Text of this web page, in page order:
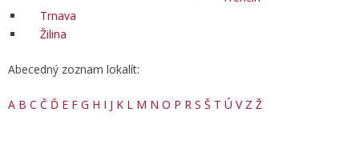
Trnava
Žilina
Abecedný zoznam lokalít:
A B C Č Ď E F G H I J K L M N O P R S Š T Ú V Z Ž